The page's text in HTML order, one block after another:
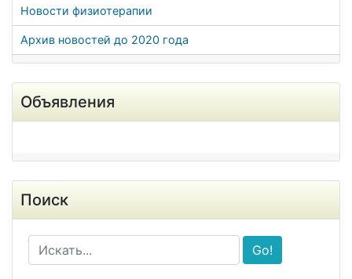
Новости физиотерапии
Архив новостей до 2020 года
Объявления
Поиск
Go!